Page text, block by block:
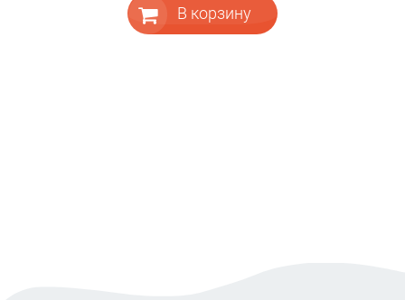
В корзину